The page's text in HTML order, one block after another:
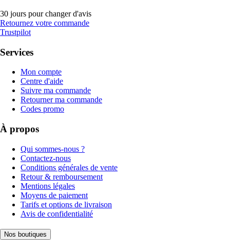
30 jours pour changer d'avis
Retournez votre commande
Trustpilot
Services
Mon compte
Centre d'aide
Suivre ma commande
Retourner ma commande
Codes promo
À propos
Qui sommes-nous ?
Contactez-nous
Conditions générales de vente
Retour & remboursement
Mentions légales
Moyens de paiement
Tarifs et options de livraison
Avis de confidentialité
Nos boutiques